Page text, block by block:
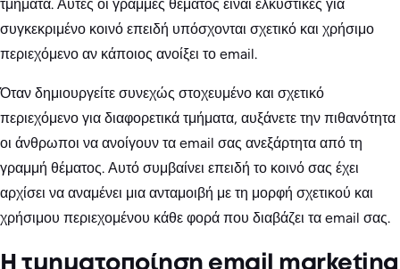
τμήματα. Αυτές οι γραμμές θέματος είναι ελκυστικές για
συγκεκριμένο κοινό επειδή υπόσχονται σχετικό και χρήσιμο
περιεχόμενο αν κάποιος ανοίξει το email.
Όταν δημιουργείτε συνεχώς στοχευμένο και σχετικό
περιεχόμενο για διαφορετικά τμήματα, αυξάνετε την πιθανότητα
οι άνθρωποι να ανοίγουν τα email σας ανεξάρτητα από τη
γραμμή θέματος. Αυτό συμβαίνει επειδή το κοινό σας έχει
αρχίσει να αναμένει μια ανταμοιβή με τη μορφή σχετικού και
χρήσιμου περιεχομένου κάθε φορά που διαβάζει τα email σας.